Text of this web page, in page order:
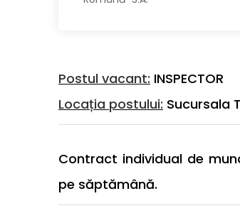
Postul vacant: INSPECTOR
Locația postului: Sucursala
Contract individual de
pe săptămână.